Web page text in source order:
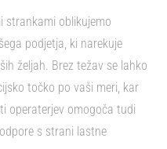
strankami oblikujemo
podjetja, ki narekuje
željah. Brez težav se lahko
točko po vaši meri, kar
operaterjev omogoča tudi
s strani lastne